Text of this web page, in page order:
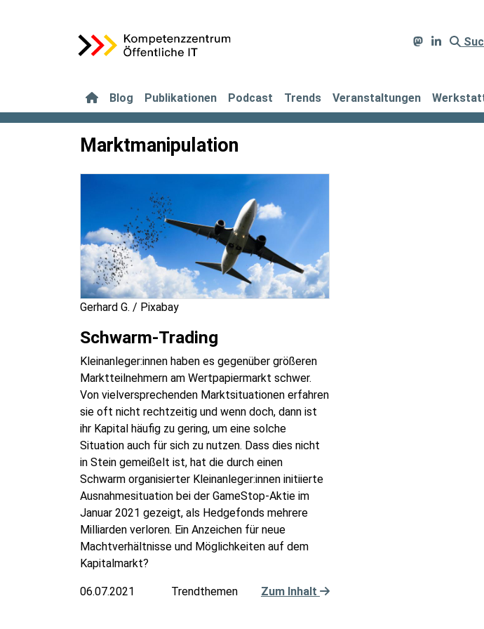
Blog Publikationen Podcast Trends Veranstaltungen
Marktmanipulation
Gerhard G. / Pixabay
Schwarm-Trading
Kleinanleger:innen haben es gegenüber größeren
Marktteilnehmern am Wertpapiermarkt schwer.
Von vielversprechenden Marktsituationen erfahren
sie oft nicht rechtzeitig und wenn doch, dann ist
ihr Kapital häufig zu gering, um eine solche
Situation auch für sich zu nutzen. Dass dies nicht
in Stein gemeißelt ist, hat die durch einen
Schwarm organisierter Kleinanleger:innen initiierte
Ausnahmesituation bei der GameStop-Aktie im
Januar 2021 gezeigt, als Hedgefonds mehrere
Milliarden verloren. Ein Anzeichen für neue
Machtverhältnisse und Möglichkeiten auf dem
Kapitalmarkt?
06.07.2021 Trendthemen Zum Inhalt